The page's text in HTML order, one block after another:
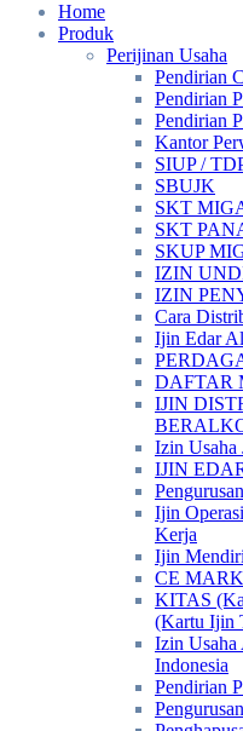
Home
Produk
Perijinan Usaha
Pendirian
Pendirian
Pendirian
Kantor
SIUP /
SBUJK
SKT
SKT
SKUP
IZIN
IZIN
Cara
Ijin Edar
DAFTAR
IJIN
Izin Usaha
IJIN
Ijin
Kerja
Ijin
CE
KITAS
(Kartu Ijin
Izin Usaha
Indonesia
Pendirian